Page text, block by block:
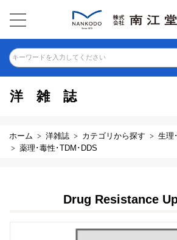
キーワードを入力してください
洋雑誌
ホーム 洋雑誌 カテゴリから探す
生理
薬理･毒性･TDM･DDS
Drug Resistance